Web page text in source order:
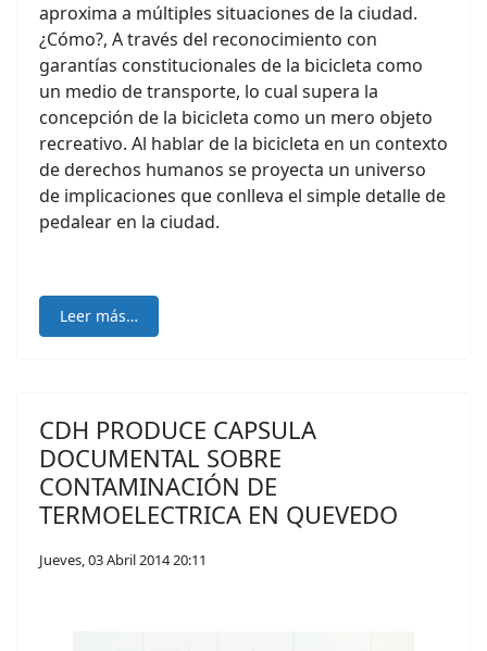
aproxima a múltiples situaciones de la ciudad.
¿Cómo?, A través del reconocimiento con
garantías constitucionales de la bicicleta como
un medio de transporte, lo cual supera la
concepción de la bicicleta como un mero objeto
recreativo. Al hablar de la bicicleta en un contexto
de derechos humanos se proyecta un universo
de implicaciones que conlleva el simple detalle de
pedalear en la ciudad.
Leer más…
CDH PRODUCE CAPSULA
DOCUMENTAL SOBRE
CONTAMINACIÓN DE
TERMOELECTRICA EN QUEVEDO
Jueves, 03 Abril 2014 20:11